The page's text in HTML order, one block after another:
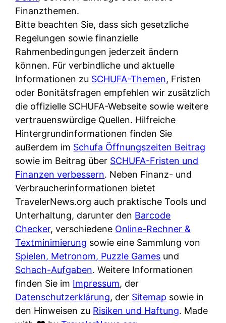
r
t
e
n
M
I
R
?
o
u
w
i
t
e
e
t
s
i
e
p
r
i
v
a
t
e
n
K
ü
c
h
e
n
t
i
s
c
h
e
n
d
e
Finanzthemen.
Bitte beachten Sie, dass sich gesetzliche
Regelungen sowie finanzielle
Rahmenbedingungen jederzeit ändern
können. Für verbindliche und aktuelle
Informationen zu SCHUFA-Themen, Fristen
oder Bonitätsfragen empfehlen wir zusätzlich
die offizielle SCHUFA-Webseite sowie weitere
vertrauenswürdige Quellen. Hilfreiche
Hintergrundinformationen finden Sie
außerdem im Schufa Öffnungszeiten Beitrag
sowie im Beitrag über SCHUFA-Fristen und
Finanzen verbessern. Neben Finanz- und
Verbraucherinformationen bietet
TravelerNews.org auch praktische Tools und
Unterhaltung, darunter den Barcode
Checker, verschiedene Online-Rechner &
Textminimierung sowie eine Sammlung von
Spielen, Metronom, Puzzle Games und
Schach-Aufgaben. Weitere Informationen
finden Sie im Impressum, der
Datenschutzerklärung, der Sitemap sowie in
den Hinweisen zu Risiken und Haftung. Made